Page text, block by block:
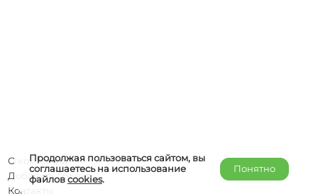
Продолжая пользоваться сайтом, вы
соглашаетесь на использование
файловcookies.
Понятно
О компании
Добавить объект
Контакты